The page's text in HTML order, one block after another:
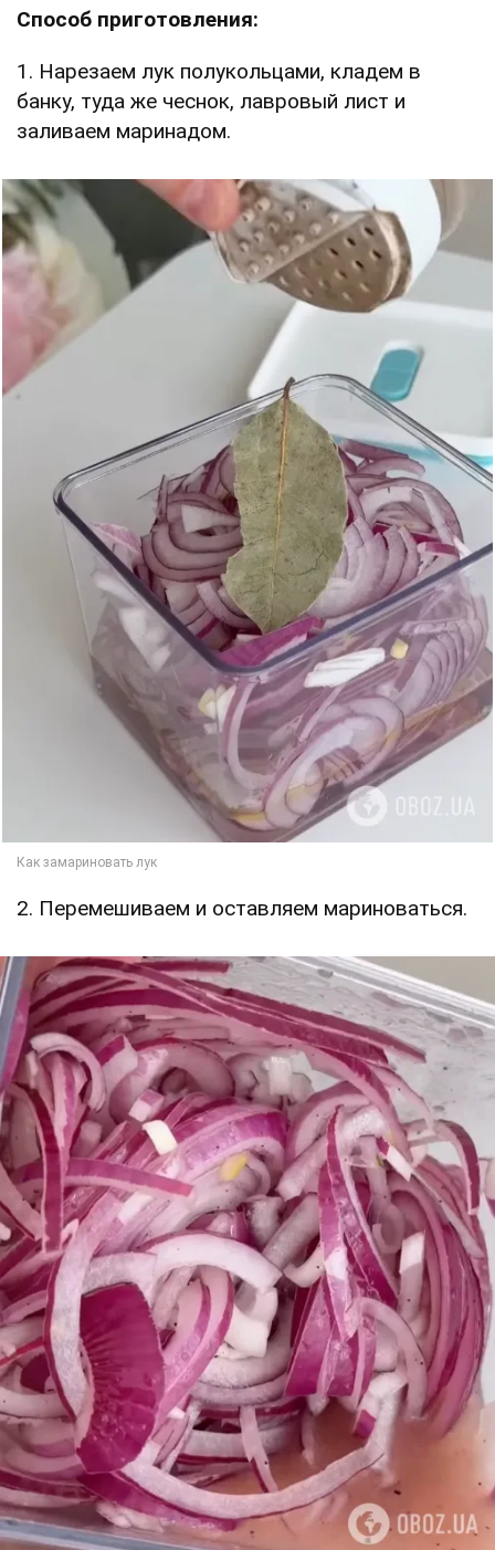
Способ приготовления:
1. Нарезаем лук полукольцами, кладем в
банку, туда же чеснок, лавровый лист и
заливаем маринадом.
2. Перемешиваем и оставляем мариноваться.